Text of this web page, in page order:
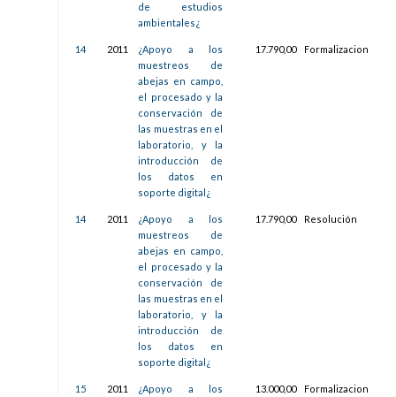
de estudios
ambientales¿
14 2011
¿Apoyo a los
muestreos de
abejas en campo,
el procesado y la
conservación de
las muestras en el
laboratorio, y la
introducción de
los datos en
soporte digital¿
17.790,00 Formalizacion
14 2011
¿Apoyo a los
muestreos de
abejas en campo,
el procesado y la
conservación de
las muestras en el
laboratorio, y la
introducción de
los datos en
soporte digital¿
17.790,00 Resolución
15 2011
¿Apoyo a los
13.000,00 Formalizacion